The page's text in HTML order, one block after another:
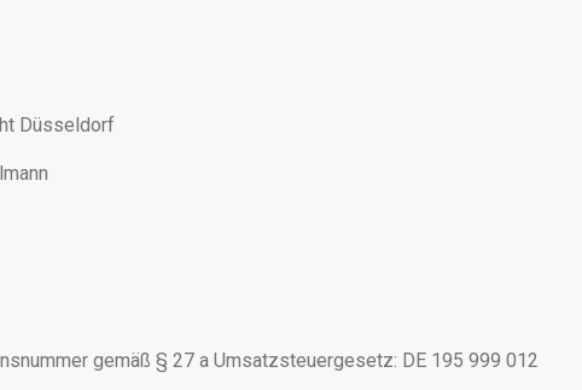
Düsseldorf
gemäß § 27 a Umsatzsteuergesetz: DE 195 999 012